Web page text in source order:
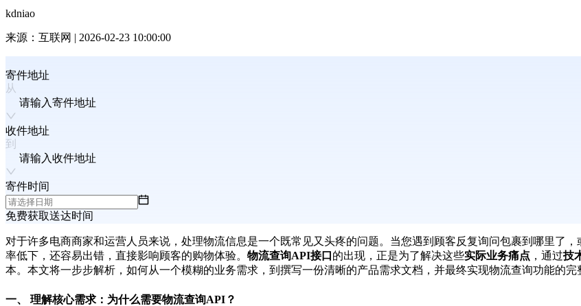
kdniao
来源： 互联网 | 2026-02-23 10:00:00
寄件地址
请输入寄件地址
收件地址
请输入收件地址
寄件时间
免费获取送达时间
对于许多电商商家和运营人员来说，处理物流信息是一个既常见又头疼的问题。当您遇到顾客反复询问包裹到哪里了
率低下，还容易出错，直接影响顾客的购物体验。 物流查询API接口 的出现，正是为了解决这些实际业务痛点 ，通过技
本。本文将一步步解析，如何从一个模糊的业务需求，到撰写一份清晰的产品需求文档，并最终实现物流查询功能的完
一、 理解核心需求：为什么需要物流查询API？